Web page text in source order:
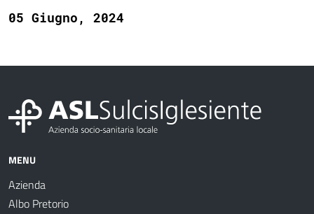
05 Giugno, 2024
MENU
Azienda
Albo Pretorio